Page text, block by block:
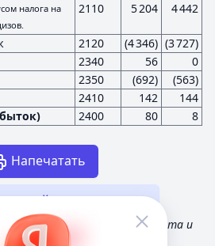
налога на
2110 5 204 4 442
2120 (4 346) (3 727)
2340 56
0
2350 (692)
(563)
2410 142
144
2400 80 8
Напечатать
случайная отчетность
источников Росстата и
налоговой службы России